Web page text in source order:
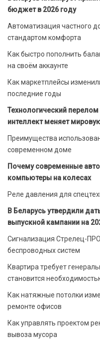
бюджет в 2026 году
Автоматизация частного
стандартом комфорта
Как быстро пополнить
на своём аккаунте
Как маркетплейсы
последние годы
Технологический
интеллект меняет
Преимущества
современном доме
Почему современные
компьютеры на колесах
Реле давления для
В Беларусь утвердили
выпускной кампании на
Сигнализация Стрелец-
беспроводных систем
Квартира требует
становится
Как натяжные потолки
ремонте офисов
Как управлять проектом
вывоза мусора